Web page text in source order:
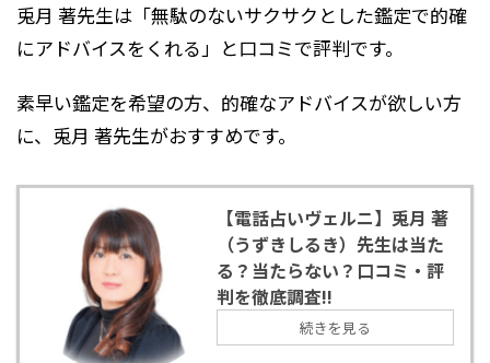
兎月 著先生は「無駄のないサクサクとした鑑定で的確
にアドバイスをくれる」と口コミで評判です。
素早い鑑定を希望の方、的確なアドバイスが欲しい方
に、兎月 著先生がおすすめです。
【電話占いヴェルニ】兎月 著
（うずきしるき）先生は当た
る？当たらない？口コミ・評
判を徹底調査!!
続きを見る